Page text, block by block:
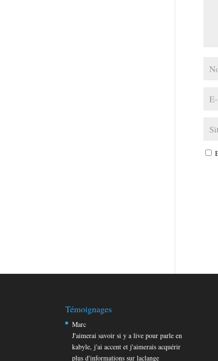
Témoignages
Marc
J'aimerai savoir si y a live pour parle en
kabyle, j'ai accent et j'aimerais acquérir
plus d'informations sur laclange